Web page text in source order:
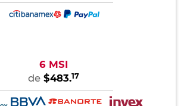
6 MSI
de $483.17